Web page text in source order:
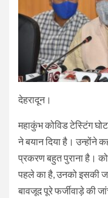
देहरादून।
महाकुंभ कोविड टेस्टिंग
ने बयान दिया है। उन्होंने
प्रकरण बहुत पुराना है।
पहले का है, उनको इसकी
बावजूद पूरे फर्जीवाड़े की